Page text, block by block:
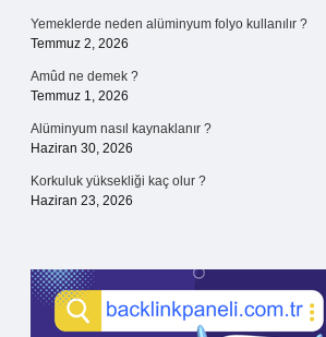
Yemeklerde neden alüminyum folyo kullanılır ?
Temmuz 2, 2026
Amûd ne demek ?
Temmuz 1, 2026
Alüminyum nasıl kaynaklanır ?
Haziran 30, 2026
Korkuluk yüksekliği kaç olur ?
Haziran 23, 2026